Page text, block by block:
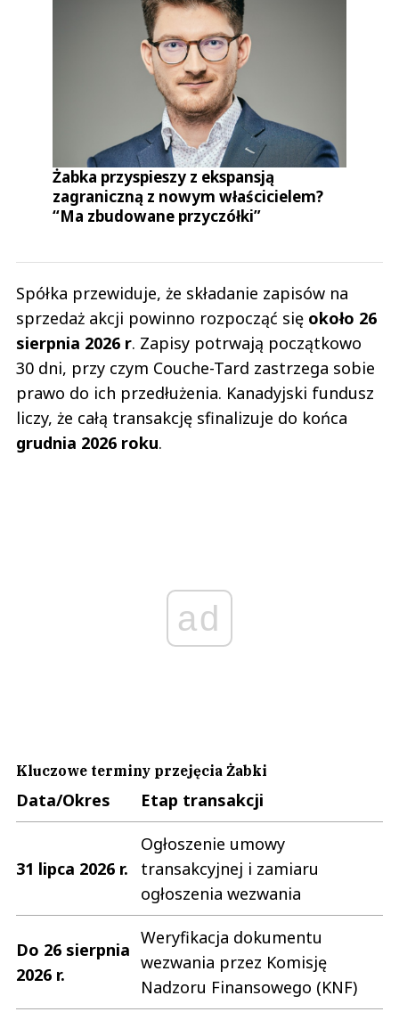
Żabka przyspieszy z ekspansją
zagraniczną z nowym właścicielem?
“Ma zbudowane przyczółki”
Spółka przewiduje, że składanie zapisów na
sprzedaż akcji powinno rozpocząć się około 26
sierpnia 2026 r. Zapisy potrwają początkowo
30 dni, przy czym Couche-Tard zastrzega sobie
prawo do ich przedłużenia. Kanadyjski fundusz
liczy, że całą transakcję sfinalizuje do końca
grudnia 2026 roku.
ad
Kluczowe terminy przejęcia Żabki
Data/Okres Etap transakcji
31 lipca 2026 r.
Ogłoszenie umowy
transakcyjnej i zamiaru
ogłoszenia wezwania
Do 26 sierpnia
2026 r.
Weryfikacja dokumentu
wezwania przez Komisję
Nadzoru Finansowego (KNF)